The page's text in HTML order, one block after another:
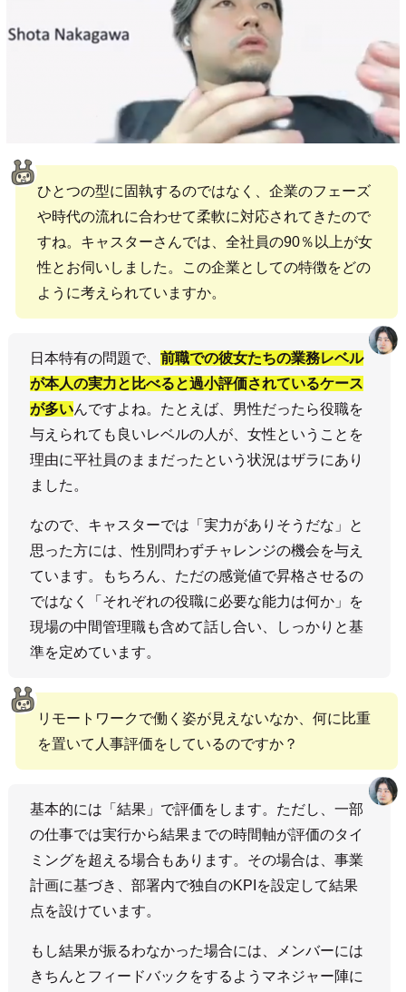
ひとつの型に固執するのではなく、企業のフェーズ
や時代の流れに合わせて柔軟に対応されてきたので
すね。キャスターさんでは、全社員の90％以上が女
性とお伺いしました。この企業としての特徴をどの
ように考えられていますか。
日本特有の問題で、 前職での彼女たちの業務レベル
が本人の実力と比べると過小評価されているケース
が多いんですよね。たとえば、男性だったら役職を
与えられても良いレベルの人が、女性ということを
理由に平社員のままだったという状況はザラにあり
ました。
なので、キャスターでは「実力がありそうだな」と
思った方には、性別問わずチャレンジの機会を与え
ています。もちろん、ただの感覚値で昇格させるの
ではなく「それぞれの役職に必要な能力は何か」を
現場の中間管理職も含めて話し合い、しっかりと基
準を定めています。
リモートワークで働く姿が見えないなか、何に比重
を置いて人事評価をしているのですか？
基本的には「結果」で評価をします。ただし、一部
の仕事では実行から結果までの時間軸が評価のタイ
ミングを超える場合もあります。その場合は、事業
計画に基づき、部署内で独自のKPIを設定して結果
点を設けています。
もし結果が振るわなかった場合には、メンバーには
きちんとフィードバックをするようマネジャー陣に